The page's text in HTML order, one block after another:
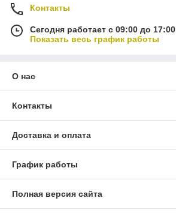
Контакты
Сегодня работает с 09:00 до 17:00
Показать весь график работы
О нас
Контакты
Доставка и оплата
График работы
Полная версия сайта